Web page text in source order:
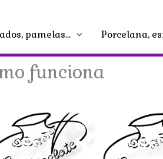
pamelas… Porcelana,
funciona